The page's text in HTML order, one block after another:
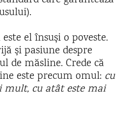
el însuși o poveste.
și pasiune despre
de măsline. Crede că
este precum omul: cu
mult, cu atât este mai